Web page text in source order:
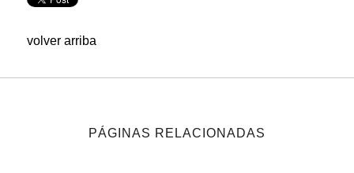
volver arriba
PÁGINAS RELACIONADAS